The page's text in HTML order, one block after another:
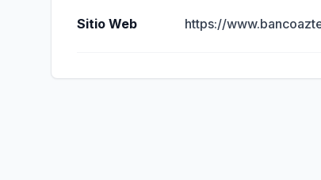
Sitio Web https://